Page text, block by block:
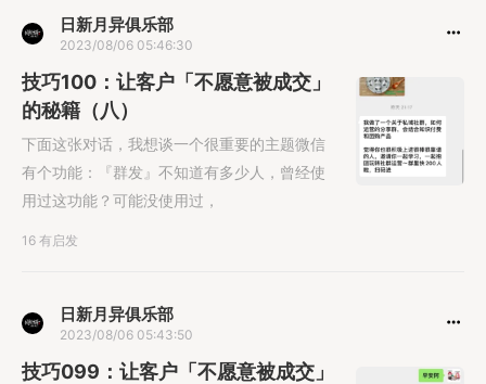
日新月异俱乐部
2023/08/06 05:46:30
技巧100：让客户「不愿意被成交」
的秘籍（八）
下面这张对话，我想谈一个很重要的主题微信
有个功能：『群发』不知道有多少人，曾经使
用过这功能？可能没使用过，
16 有启发
日新月异俱乐部
2023/08/06 05:43:50
技巧099：让客户「不愿意被成交」